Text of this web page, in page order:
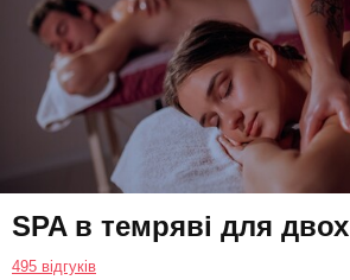
SPA в темряві для двох
495 відгуків